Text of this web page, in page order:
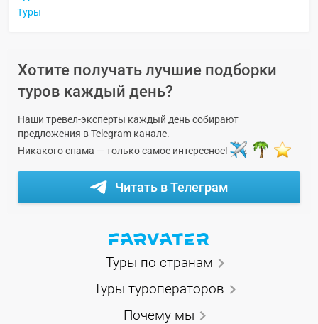
Туры
Хотите получать лучшие подборки
туров каждый день?
Наши тревел-эксперты каждый день собирают
предложения в Telegram канале.
Никакого спама — только самое интересное!
Читать в Телеграм
Туры по странам
Туры туроператоров
Почему мы